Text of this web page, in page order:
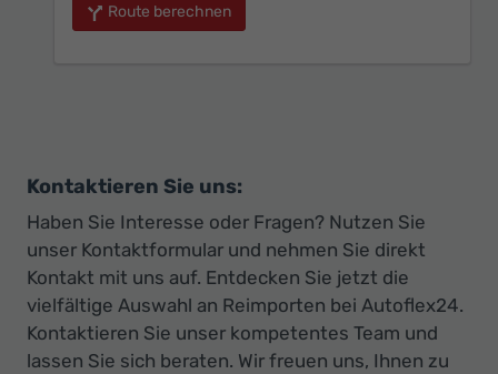
Route berechnen
Kontaktieren Sie uns:
Haben Sie Interesse oder Fragen? Nutzen Sie
unser Kontaktformular und nehmen Sie direkt
Kontakt mit uns auf. Entdecken Sie jetzt die
vielfältige Auswahl an Reimporten bei Autoflex24.
Kontaktieren Sie unser kompetentes Team und
lassen Sie sich beraten. Wir freuen uns, Ihnen zu